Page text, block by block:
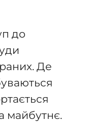
до
Де
майбутнє.